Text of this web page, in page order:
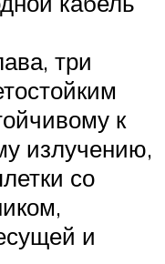
три
к
излучению,
со
и